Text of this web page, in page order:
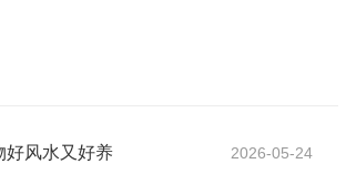
好风水又好养 2026-05-24